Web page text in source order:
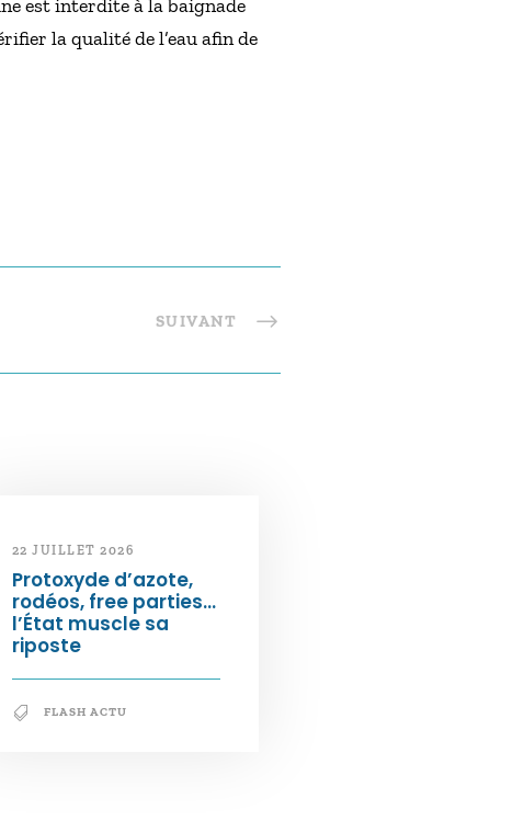
est interdite à la baignade
la qualité de l’eau afin de
SUIVANT
22 JUILLET 2026
Protoxyde d’azote,
rodéos, free parties…
l’État muscle sa
riposte
FLASH ACTU